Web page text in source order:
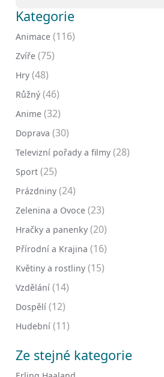
Kategorie
Animace (116)
Zvíře (75)
Hry (48)
Růžný (46)
Anime (32)
Doprava (30)
Televizní pořady a filmy (28)
Sport (25)
Prázdniny (24)
Zelenina a Ovoce (23)
Hračky a panenky (20)
Přírodní a Krajina (16)
Květiny a rostliny (15)
Vzdělání (14)
Dospělí (12)
Hudební (11)
Ze stejné kategorie